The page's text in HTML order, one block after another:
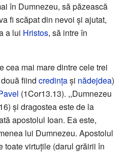
în Dumnezeu, să păzească
fi scăpat din nevoi și ajutat,
a lui Hristos, să intre în
cea mai mare dintre cele trei
fiind credințași nădejdea)
(1Cor13.13). ,,Dumnezeu
și dragostea este de la
apostolul Ioan. Ea este,
lui Dumnezeu. Apostolul
toate virtuțile (darul grăirii în